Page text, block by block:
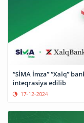
“SİMA İmza” “Xalq”
inteqrasiya edilib
17-12-2024